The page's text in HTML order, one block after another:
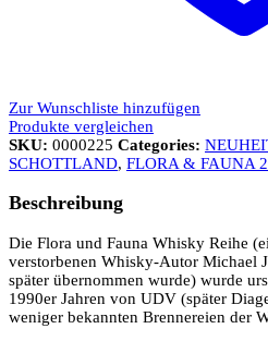
Zur Wunschliste hinzufügen
Produkte vergleichen
SKU: 0000225 Categories:
SCHOTTLAND, FLORA & FAUNA
Beschreibung
Die Flora und Fauna Whisky Reihe
verstorbenen Whisky-Autor Michael
später übernommen wurde) wurde
1990er Jahren von UDV (später
weniger bekannten Brennereien der